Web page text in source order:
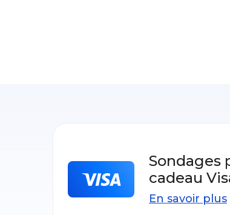
Sondages
cadeau
En savoir plus